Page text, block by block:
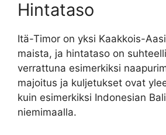
Hintataso
Itä-Timor on yksi Kaakkois-
maista, ja hintataso on
verrattuna esimerkiksi
majoitus ja kuljetukset ovat
kuin esimerkiksi Indonesian
niemimaalla.